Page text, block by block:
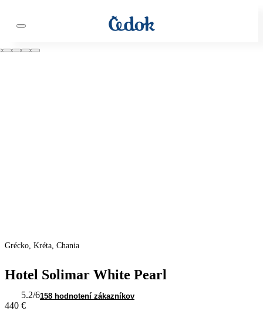
Grécko, Kréta, Chania
Hotel Solimar White Pearl
5.2/6158 hodnotení zákazníkov
440 €